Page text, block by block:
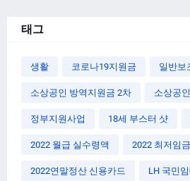
태그
생활 코로나19지원금 일반보
소상공인 방역지원금 2차 소상공
정부지원사업 18세 부스터 샷
2022 월급 실수령액 2022 최저임금
2022연말정산 신용카드 LH 국민